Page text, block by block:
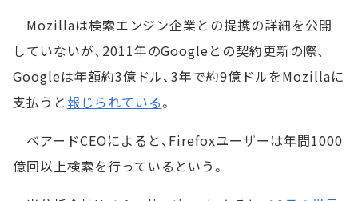
Mozillaは検索エンジン企業との提携の詳細を公開
していないが、2011年のGoogleとの契約更新の際、
Googleは年額約3億ドル、3年で約9億ドルをMozillaに
支払うと報じられている。
ベアードCEOによると、Firefoxユーザーは年間1000
億回以上検索を行っているという。